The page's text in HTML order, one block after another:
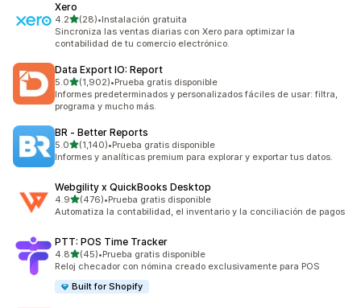
Xero
4.2de 5 estrellas
(28)
28 reseñas en total
•Instalación gratuita
Sincroniza las ventas diarias con Xero para optimizar la
contabilidad de tu comercio electrónico.
Data Export IO: Report
5.0de 5 estrellas
(1,902)
1902 reseñas en total
•Prueba gratis disponible
Informes predeterminados y personalizados fáciles de usar: filtra,
programa y mucho más.
BR ‑ Better Reports
5.0de 5 estrellas
(1,140)
1140 reseñas en total
•Prueba gratis disponible
Informes y analíticas premium para explorar y exportar tus datos.
Webgility x QuickBooks Desktop
4.9de 5 estrellas
(476)
476 reseñas en total
•Prueba gratis disponible
Automatiza la contabilidad, el inventario y la conciliación de pagos
PTT: POS Time Tracker
4.8de 5 estrellas
(45)
45 reseñas en total
•Prueba gratis disponible
Reloj checador con nómina creado exclusivamente para POS
Built for Shopify